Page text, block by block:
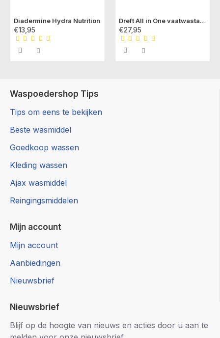
Diadermine Hydra Nutrition
€13,95
Dreft All in One vaatwastabs Originals
€27,95
Waspoedershop Tips
Tips om eens te bekijken
Beste wasmiddel
Goedkoop wassen
Kleding wassen
Ajax wasmiddel
Reingingsmiddelen
Mijn account
Mijn account
Aanbiedingen
Nieuwsbrief
Nieuwsbrief
Blijf op de hoogte van nieuws en acties door u aan te